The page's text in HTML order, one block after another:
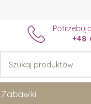
+48
Zabawki